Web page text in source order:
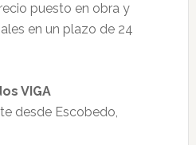
puesto en obra y
en un plazo de 24
VIGA
desde Escobedo,